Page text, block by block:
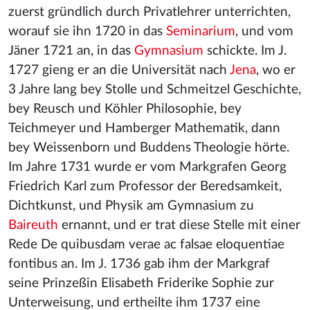
zuerst gründlich durch Privatlehrer unterrichten,
worauf sie ihn 1720 in das Seminarium, und vom
Jäner 1721 an, in das Gymnasium schickte. Im J.
1727 gieng er an die Universität nach Jena, wo er
3 Jahre lang bey Stolle und Schmeitzel Geschichte,
bey Reusch und Köhler Philosophie, bey
Teichmeyer und Hamberger Mathematik, dann
bey Weissenborn und Buddens Theologie hörte.
Im Jahre 1731 wurde er vom Markgrafen Georg
Friedrich Karl zum Professor der Beredsamkeit,
Dichtkunst, und Physik am Gymnasium zu
Baireuth ernannt, und er trat diese Stelle mit einer
Rede De quibusdam verae ac falsae eloquentiae
fontibus an. Im J. 1736 gab ihm der Markgraf
seine Prinzeßin Elisabeth Friderike Sophie zur
Unterweisung, und ertheilte ihm 1737 eine